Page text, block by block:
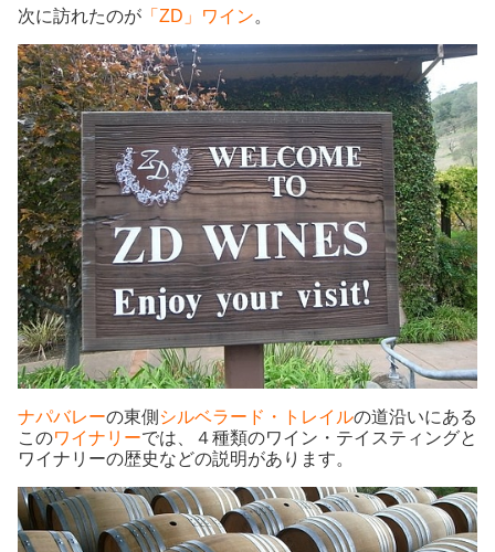
次に訪れたのが 「ZD」ワイン。
ナパバレーの東側 シルベラード・トレイルの道沿いにある
このワイナリーでは、４種類のワイン・テイスティングと
ワイナリーの歴史などの説明があります。